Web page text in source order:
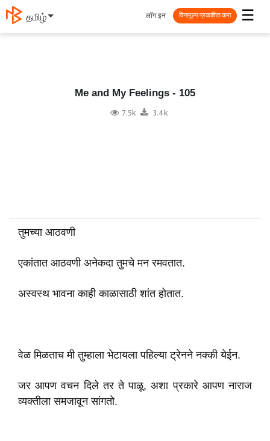
தமிழ் ☰
लॉग इन विनामूल्य प्रकाशित करा
Me and My Feelings - 105
7.5k 3.4k
तुमच्या आठवणी
एकांतात आठवणी अनेकदा तुमचे मन रमवतात.
अस्वस्थ भावना काही काळासाठी शांत होतात.
वेळ मिळताच मी तुम्हाला भेटायला पहिल्या ट्रेनने नक्की येईन.
जर आपण वचन दिले तर ते पाळू, अशा प्रकारे आपण नाराज
व्यक्तीला समजावून सांगतो.